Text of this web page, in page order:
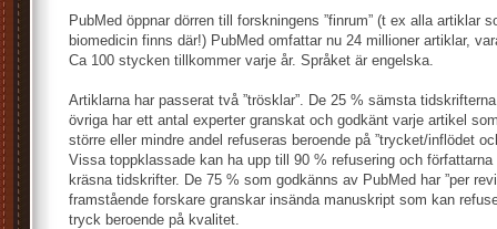
PubMed öppnar dörren till forskningens ”finrum” (t ex alla artiklar
biomedicin finns där!) PubMed omfattar nu 24 millioner artiklar,
Ca 100 stycken tillkommer varje år. Språket är engelska.
Artiklarna har passerat två ”trösklar”. De 25 % sämsta
övriga har ett antal experter granskat och godkänt varje artikel
större eller mindre andel refuseras beroende på ”trycket/inflödet
Vissa toppklassade kan ha upp till 90 % refusering och
kräsna tidskrifter. De 75 % som godkänns av PubMed har ”per
framstående forskare granskar insända manuskript som kan
tryck beroende på kvalitet.